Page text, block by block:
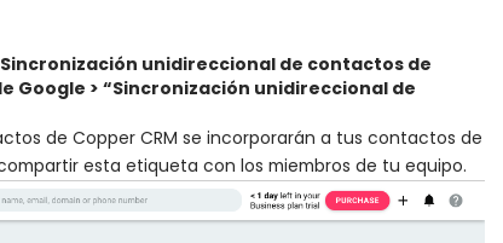
unidireccional de contactos de
Google > “Sincronización unidireccional de
de Copper CRM se incorporarán a tus contactos de
esta etiqueta con los miembros de tu equipo.